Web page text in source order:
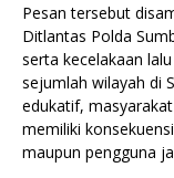
Pesan tersebut
Ditlantas Polda
serta kecelakaan
sejumlah wilayah di
edukatif,
memiliki
maupun pengguna